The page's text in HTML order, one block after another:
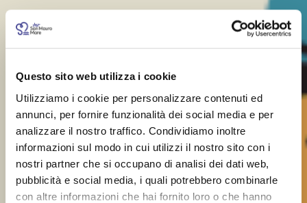
Questo sito web utilizza i cookie
Utilizziamo i cookie per personalizzare contenuti ed
annunci, per fornire funzionalità dei social media e per
analizzare il nostro traffico. Condividiamo inoltre
informazioni sul modo in cui utilizzi il nostro sito con i
nostri partner che si occupano di analisi dei dati web,
pubblicità e social media, i quali potrebbero combinarle
con altre informazioni che hai fornito loro o che hanno